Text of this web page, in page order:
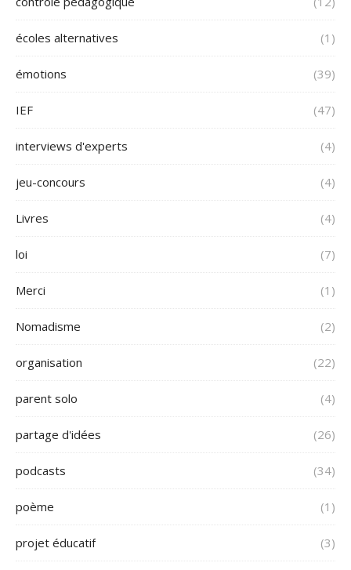
écoles alternatives (1)
émotions (39)
IEF (47)
interviews d'experts (4)
jeu-concours (4)
Livres (4)
loi (7)
Merci (1)
Nomadisme (2)
organisation (22)
parent solo (4)
partage d'idées (26)
podcasts (34)
poème (1)
projet éducatif (3)